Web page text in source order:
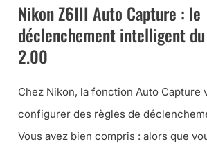
Nikon Z6III Auto Capture : le
déclenchement intelligent
2.00
Chez Nikon, la fonction Auto Capture
configurer des règles de
Vous avez bien compris : alors que